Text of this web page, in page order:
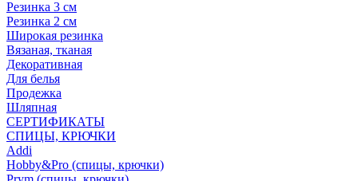
Резинка 3 см
Резинка 2 см
Широкая резинка
Вязаная, тканая
Декоративная
Для белья
Продежка
Шляпная
СЕРТИФИКАТЫ
СПИЦЫ, КРЮЧКИ
Addi
Hobby&Pro (спицы, крючки)